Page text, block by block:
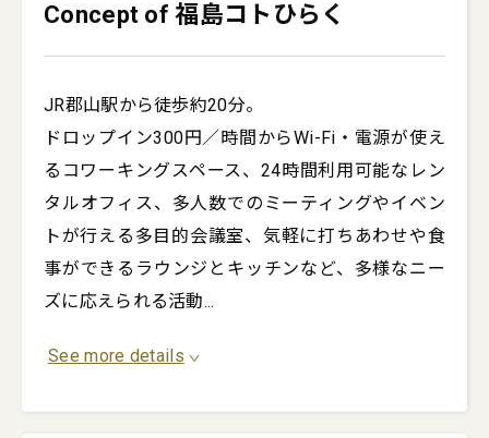
Concept of 福島コトひらく
JR郡山駅から徒歩約20分。
ドロップイン300円／時間からWi-Fi・電源が使え
るコワーキングスペース、24時間利用可能なレン
タルオフィス、多人数でのミーティングやイベン
トが行える多目的会議室、気軽に打ちあわせや食
事ができるラウンジとキッチンなど、多様なニー
ズに応えられる活動...
See more details